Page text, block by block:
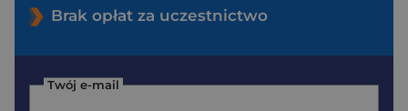
Brak opłat za uczestnictwo
Twój e-mail